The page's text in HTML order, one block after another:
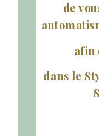
de
afin
dans le